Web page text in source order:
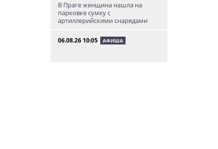
В Праге женщина нашла на
парковке сумку с
артиллерийскими снарядами
06.08.26 10:05 АФИША